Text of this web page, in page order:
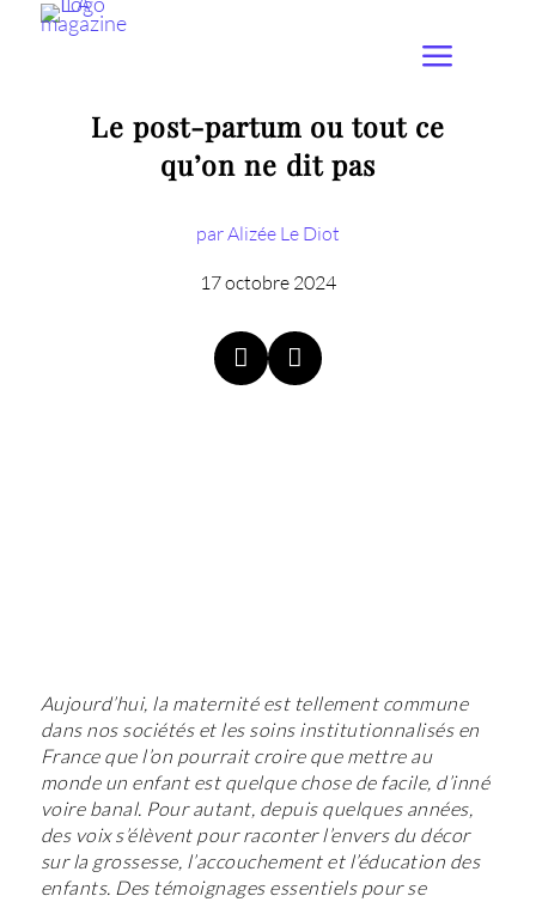
Le post-partum ou tout ce
qu’on ne dit pas
par Alizée Le Diot
17 octobre 2024
 
Aujourd’hui, la maternité est tellement commune
dans nos sociétés et les soins institutionnalisés en
France que l’on pourrait croire que mettre au
monde un enfant est quelque chose de facile, d’inné
voire banal. Pour autant, depuis quelques années,
des voix s’élèvent pour raconter l’envers du décor
sur la grossesse, l’accouchement et l’éducation des
enfants. Des témoignages essentiels pour se